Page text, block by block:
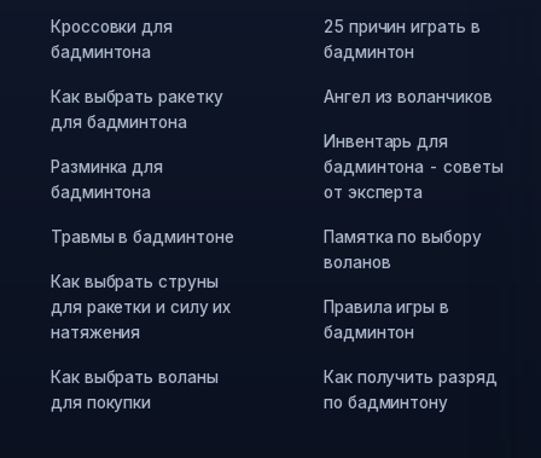
Кроссовки для
бадминтона
Как выбрать ракетку
для бадминтона
Разминка для
бадминтона
Травмы в бадминтоне
Как выбрать струны
для ракетки и силу их
натяжения
Как выбрать воланы
для покупки
25 причин играть в
бадминтон
Ангел из воланчиков
Инвентарь для
бадминтона - советы
от эксперта
Памятка по выбору
воланов
Правила игры в
бадминтон
Как получить разряд
по бадминтону